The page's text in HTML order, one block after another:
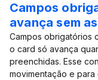
Campos
avança sem
Campos obrigatórios
o card só avança
preenchidas. Esse
movimentação e